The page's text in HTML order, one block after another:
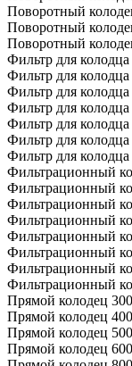
Поворотный
Поворотный
Поворотный
Фильтр для
Фильтр для
Фильтр для
Фильтр для
Фильтр для
Фильтр для
Фильтр для
Фильтрационный
Фильтрационный
Фильтрационный
Фильтрационный
Фильтрационный
Фильтрационный
Фильтрационный
Фильтрационный
Прямой колодец 300
Прямой колодец 400
Прямой колодец 500
Прямой колодец 600